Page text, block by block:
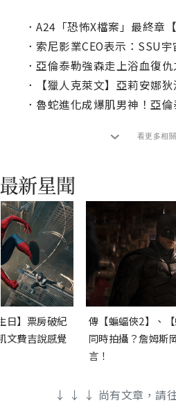
． A24「恐怖X檔案」最終章【血腥瑪
． 索尼影業CEO表示：SSU
． 亞倫泰勒強森走上浴血復仇之路，全台新片
．
【獵人克萊文】亞莉安娜狄波斯喊話
． 魯蛇進化成爆肌男神！亞倫泰勒強森為【獵
看更多相
日】票房破紀
文費吉說感覺
傳【蝙蝠俠2】、【
同時拍攝？詹姆斯
言！
↓ ↓ ↓ 尚有文章，請